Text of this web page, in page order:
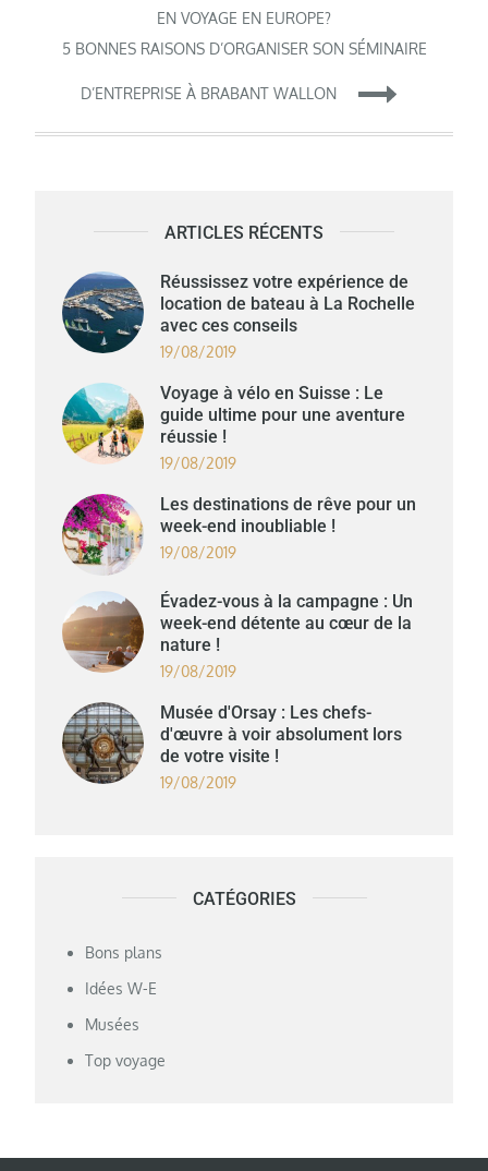
de
l’article
EN VOYAGE EN EUROPE?
5 BONNES RAISONS D’ORGANISER SON SÉMINAIRE
D’ENTREPRISE À BRABANT WALLON
ARTICLES RÉCENTS
Réussissez votre expérience de
location de bateau à La Rochelle
avec ces conseils
19/08/2019
Voyage à vélo en Suisse : Le
guide ultime pour une aventure
réussie !
19/08/2019
Les destinations de rêve pour un
week-end inoubliable !
19/08/2019
Évadez-vous à la campagne : Un
week-end détente au cœur de la
nature !
19/08/2019
Musée d'Orsay : Les chefs-
d'œuvre à voir absolument lors
de votre visite !
19/08/2019
CATÉGORIES
Bons plans
Idées W-E
Musées
Top voyage